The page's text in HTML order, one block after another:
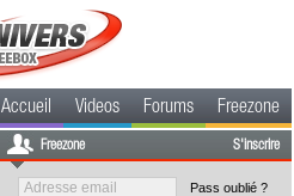
Accueil Videos Forums Freezone
Freezone S'inscrire
Pass oublié ?